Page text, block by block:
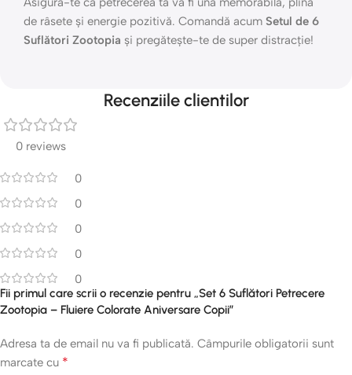
de râsete și energie pozitivă. Comandă acum Setul de 6
Suflători Zootopia și pregătește-te de super distracție!
Recenziile clientilor
0 reviews
0
0
0
0
0
Fii primul care scrii o recenzie pentru „Set 6 Suflători Petrecere
Zootopia – Fluiere Colorate Aniversare Copii”
Adresa ta de email nu va fi publicată. Câmpurile obligatorii sunt
marcate cu *